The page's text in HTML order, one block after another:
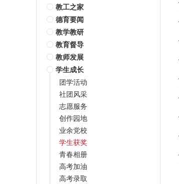
教工之家
德育要闻
教学教研
教育督导
教师发展
学生成长
团学活动
社团风采
志愿服务
创作园地
业余党校
学生获奖
青春相册
高考加油
高考录取